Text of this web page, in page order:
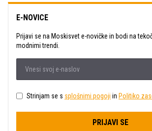
E-NOVICE
Prijavi se na Moskisvet e-novičke in bodi na
modnimi trendi.
Strinjam se s splošnimi pogoji in Politiko
PRIJAVI SE